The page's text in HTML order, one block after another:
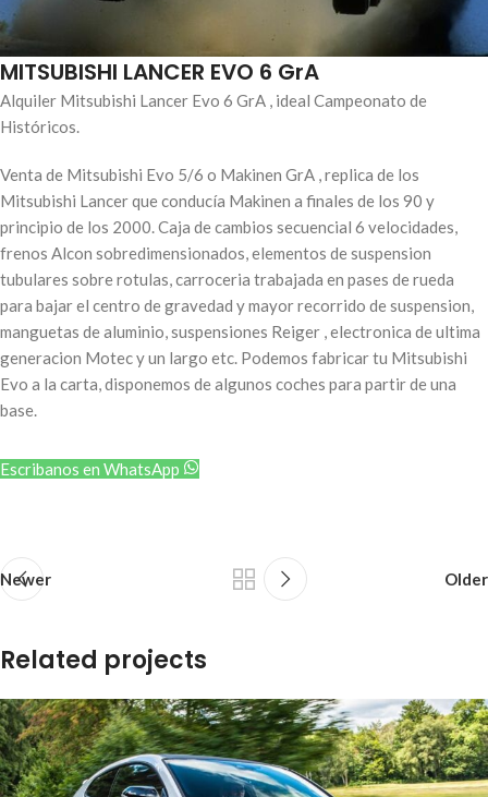
MITSUBISHI LANCER EVO 6 GrA
Alquiler Mitsubishi Lancer Evo 6 GrA , ideal Campeonato de
Históricos.
Venta de Mitsubishi Evo 5/6 o Makinen GrA , replica de los
Mitsubishi Lancer que conducía Makinen a finales de los 90 y
principio de los 2000. Caja de cambios secuencial 6 velocidades,
frenos Alcon sobredimensionados, elementos de suspension
tubulares sobre rotulas, carroceria trabajada en pases de rueda
para bajar el centro de gravedad y mayor recorrido de suspension,
manguetas de aluminio, suspensiones Reiger , electronica de ultima
generacion Motec y un largo etc. Podemos fabricar tu Mitsubishi
Evo a la carta, disponemos de algunos coches para partir de una
base.
Escribanos en WhatsApp
Newer Older
Related projects